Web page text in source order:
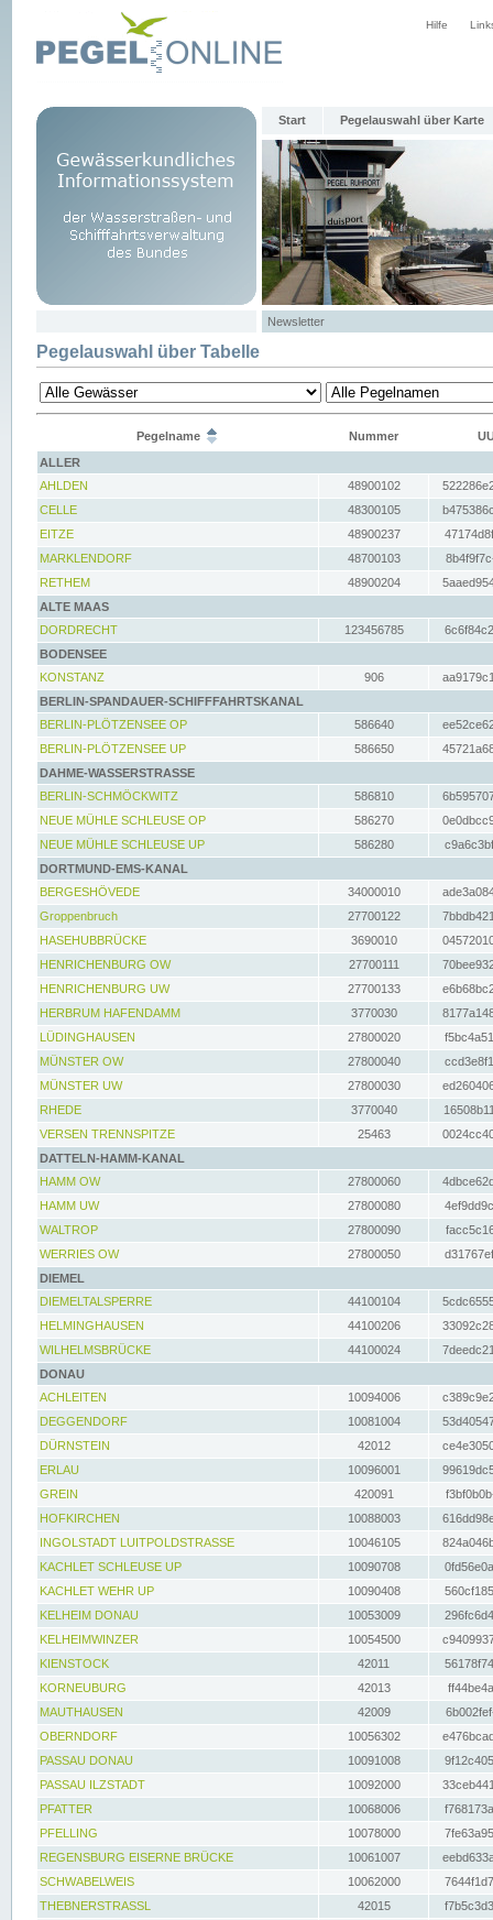
Hilfe
Start Pegelauswahl über Karte
Newsletter
Pegelauswahl über Tabelle
Pegelname Nummer
ALLER
AHLDEN
48900102
CELLE
48300105
EITZE
48900237
MARKLENDORF
48700103
RETHEM
48900204
ALTE MAAS
DORDRECHT
123456785
BODENSEE
KONSTANZ
906
BERLIN-SPANDAUER-SCHIFFFAHRTSKANAL
BERLIN-PLÖTZENSEE OP
586640
BERLIN-PLÖTZENSEE UP
586650
DAHME-WASSERSTRASSE
BERLIN-SCHMÖCKWITZ
586810
NEUE MÜHLE SCHLEUSE OP
586270
NEUE MÜHLE SCHLEUSE UP
586280
DORTMUND-EMS-KANAL
BERGESHÖVEDE
34000010
Groppenbruch
27700122
HASEHUBBRÜCKE
3690010
HENRICHENBURG OW
27700111
HENRICHENBURG UW
27700133
HERBRUM HAFENDAMM
3770030
LÜDINGHAUSEN
27800020
MÜNSTER OW
27800040
MÜNSTER UW
27800030
RHEDE
3770040
VERSEN TRENNSPITZE
25463
DATTELN-HAMM-KANAL
HAMM OW
27800060
HAMM UW
27800080
WALTROP
27800090
WERRIES OW
27800050
DIEMEL
DIEMELTALSPERRE
44100104
HELMINGHAUSEN
44100206
WILHELMSBRÜCKE
44100024
DONAU
ACHLEITEN
10094006
DEGGENDORF
10081004
DÜRNSTEIN
42012
ERLAU
10096001
GREIN
420091
HOFKIRCHEN
10088003
INGOLSTADT LUITPOLDSTRASSE
10046105
KACHLET SCHLEUSE UP
10090708
KACHLET WEHR UP
10090408
KELHEIM DONAU
10053009
KELHEIMWINZER
10054500
KIENSTOCK
42011
KORNEUBURG
42013
MAUTHAUSEN
42009
OBERNDORF
10056302
PASSAU DONAU
10091008
PASSAU ILZSTADT
10092000
PFATTER
10068006
PFELLING
10078000
REGENSBURG EISERNE BRÜCKE
10061007
SCHWABELWEIS
10062000
THEBNERSTRASSL
42015